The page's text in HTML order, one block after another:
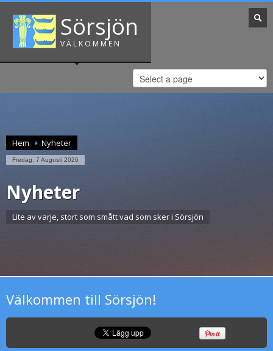
Sörsjön
VÄLKOMMEN
Hem Nyheter
Fredag, 7 Augusti 2026
Nyheter
Lite av varje, stort som smått vad som sker i Sörsjön
Välkommen till Sörsjön!